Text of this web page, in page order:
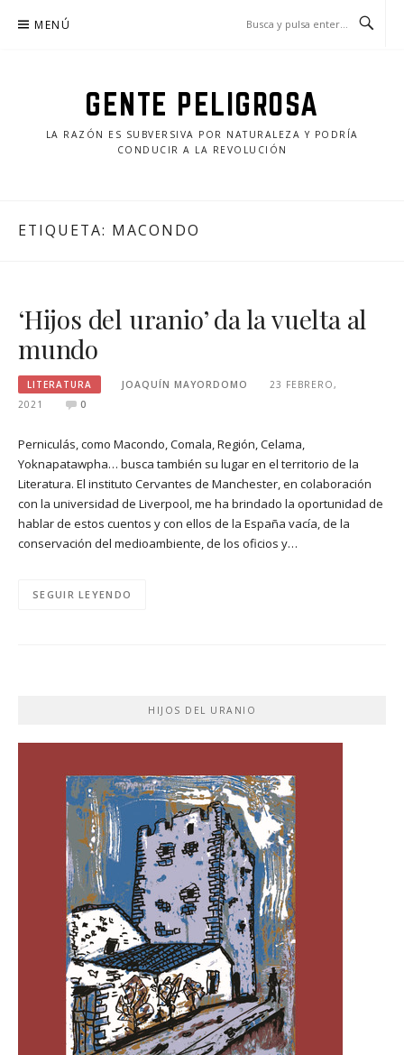
MENÚ
GENTE PELIGROSA
LA RAZÓN ES SUBVERSIVA POR NATURALEZA Y PODRÍA
CONDUCIR A LA REVOLUCIÓN
ETIQUETA: MACONDO
‘Hijos del uranio’ da la vuelta al
mundo
LITERATURA JOAQUÍN MAYORDOMO
23 FEBRERO,
2021
0
Perniculás, como Macondo, Comala, Región, Celama,
Yoknapatawpha… busca también su lugar en el territorio de la
Literatura. El instituto Cervantes de Manchester, en colaboración
con la universidad de Liverpool, me ha brindado la oportunidad de
hablar de estos cuentos y con ellos de la España vacía, de la
conservación del medioambiente, de los oficios y…
SEGUIR LEYENDO
HIJOS DEL URANIO